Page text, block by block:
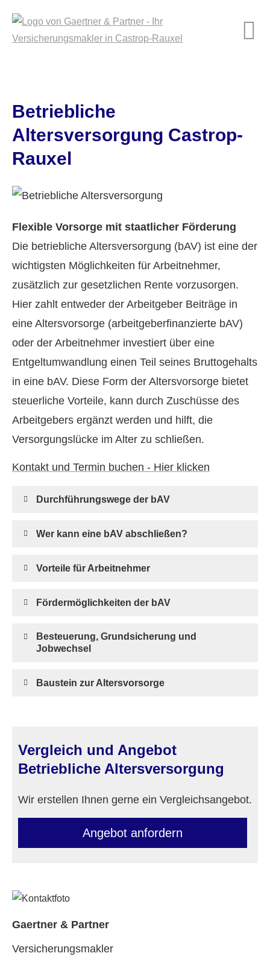
Betriebliche
Altersversorgung Castrop-
Rauxel
Flexible Vorsorge mit staatlicher Förderung
Die betriebliche Altersversorgung (bAV) ist eine der
wichtigsten Möglichkeiten für Arbeitnehmer,
zusätzlich zur gesetzlichen Rente vorzusorgen.
Hier zahlt entweder der Arbeitgeber Beiträge in
eine Alters­vorsorge (arbeitgeberfinanzierte bAV)
oder der Arbeitnehmer investiert über eine
Entgeltumwandlung einen Teil seines Bruttogehalts
in eine bAV. Diese Form der Alters­vorsorge bietet
steuerliche Vorteile, kann durch Zuschüsse des
Arbeitgebers ergänzt werden und hilft, die
Versorgungslücke im Alter zu schließen.
Kontakt und Termin buchen - Hier klicken
Durchführungswege der bAV
Wer kann eine bAV abschließen?
Vorteile für Arbeitnehmer
Fördermöglichkeiten der bAV
Besteuerung, Grundsicherung und
Jobwechsel
Baustein zur Alters­vorsorge
Vergleich und Angebot
Betriebliche Altersversorgung
Wir erstellen Ihnen gerne ein Vergleichsangebot.
An­ge­bot an­for­dern
Gaertner & Partner
Ver­sicherungs­makler